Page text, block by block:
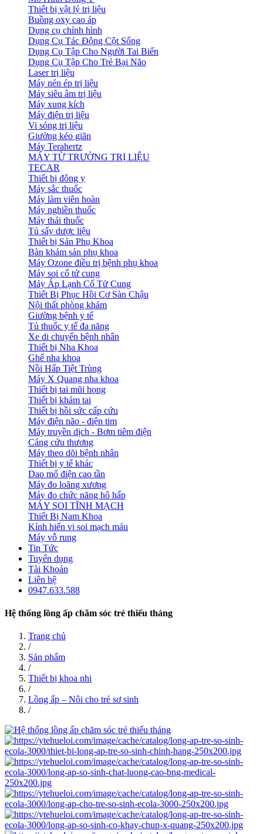
Thiết bị vật lý trị liệu
Buồng oxy cao áp
Dụng cụ chỉnh hình
Dụng Cụ Tác Động Cột Sống
Dụng Cụ Tập Cho Người Tai Biến
Dụng Cụ Tập Cho Trẻ Bại Não
Laser trị liệu
Máy nén ép trị liệu
Máy siêu âm trị liệu
Máy xung kích
Máy điện trị liệu
Vi sóng trị liệu
Giường kéo giãn
Máy Terahertz
MÁY TỪ TRƯỜNG TRỊ LIỆU
TECAR
Thiết bị đông y
Máy sắc thuốc
Máy làm viên hoàn
Máy nghiền thuốc
Máy thái thuốc
Tủ sấy dược liệu
Thiết bị Sản Phụ Khoa
Bàn khám sản phụ khoa
Máy Ozone điều trị bệnh phụ khoa
Máy soi cổ tử cung
Máy Áp Lạnh Cổ Tử Cung
Thiết Bị Phục Hồi Cơ Sàn Chậu
Nội thất phòng khám
Giường bệnh y tế
Tủ thuốc y tế đa năng
Xe di chuyển bệnh nhân
Thiết bị Nha Khoa
Ghế nha khoa
Nồi Hấp Tiệt Trùng
Máy X Quang nha khoa
Thiết bị tai mũi họng
Thiết bị khám tai
Thiết bị hồi sức cấp cứu
Máy điện não - điện tim
Máy truyền dịch - Bơm tiêm điện
Cáng cứu thương
Máy theo dõi bệnh nhân
Thiết bị y tế khác
Dao mổ điện cao tần
Máy đo loãng xương
Máy đo chức năng hô hấp
MÁY SOI TĨNH MẠCH
Thiết Bị Nam Khoa
Kính hiển vi soi mạch máu
Máy vỗ rung
Tin Tức
Tuyển dụng
Tài Khoản
Liên hệ
0947.633.588
Hệ thống lồng ấp chăm sóc trẻ thiếu tháng
Trang chủ
/
Sản phẩm
/
Thiết bị khoa nhi
/
Lồng ấp – Nôi cho trẻ sơ sinh
/